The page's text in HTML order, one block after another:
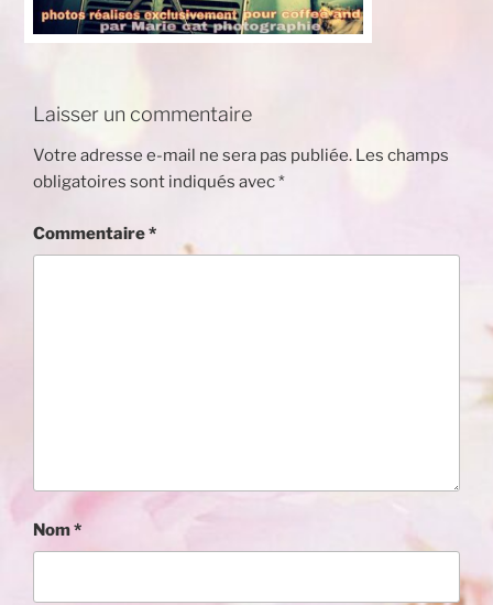
Laisser un commentaire
Votre adresse e-mail ne sera pas publiée. Les champs
obligatoires sont indiqués avec*
Commentaire*
Nom*